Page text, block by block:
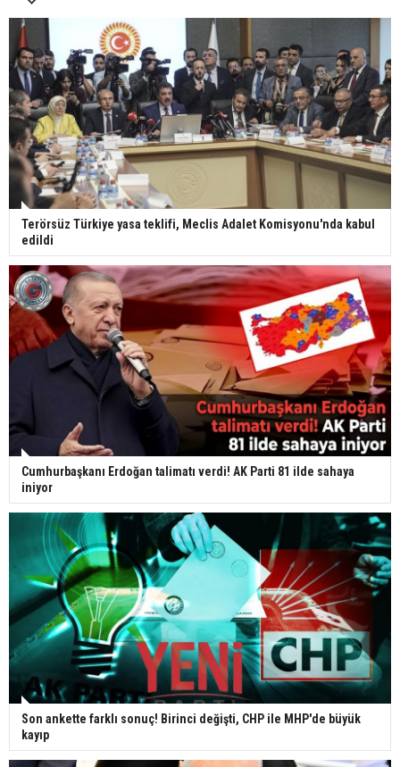
Terörsüz Türkiye yasa teklifi, Meclis Adalet Komisyonu'nda kabul
edildi
Cumhurbaşkanı Erdoğan talimatı verdi! AK Parti 81 ilde sahaya
iniyor
Son ankette farklı sonuç! Birinci değişti, CHP ile MHP'de büyük
kayıp